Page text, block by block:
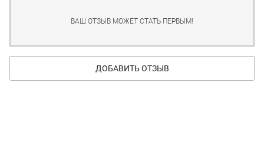
ВАШ ОТЗЫВ МОЖЕТ СТАТЬ ПЕРВЫМ!
ДОБАВИТЬ ОТЗЫВ